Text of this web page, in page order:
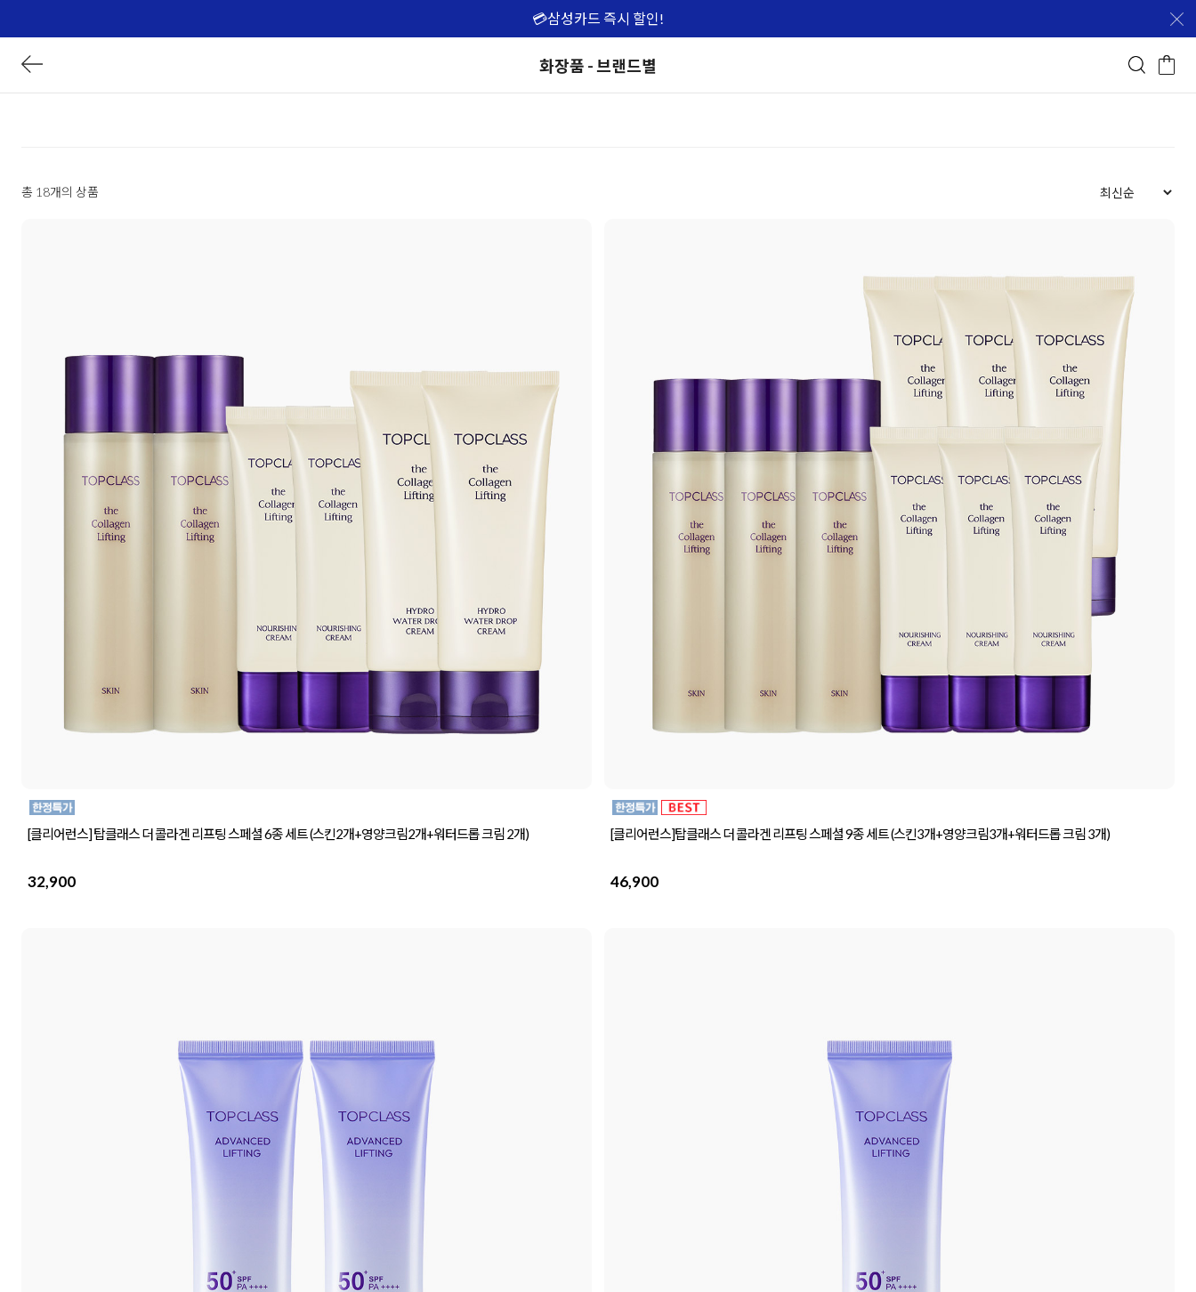
💳삼성카드 즉시 할인!
화장품 - 브랜드별
총 18개의 상품
[클리어런스] 탑클래스 더 콜라겐 리프팅 스페셜 6종 세트 (스킨2개+영양크림2개+워터드롭 크림 2개)
32,900
[클리어런스]탑클래스 더 콜라겐 리프팅 스페셜 9종 세트 (스킨3개+영양크림3개+워터드롭 크림 3개)
46,900